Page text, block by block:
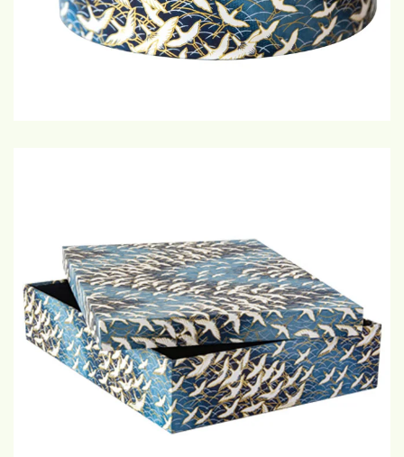
€20,-
GROTE WEERGAVE